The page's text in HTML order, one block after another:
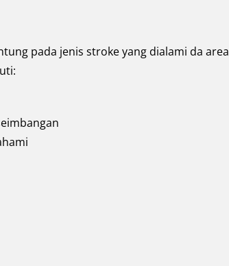
pada jenis stroke yang dialami da